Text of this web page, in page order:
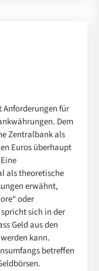
Anforderungen für
Dem
Zentralbank als
Euros überhaupt
als theoretische
erwähnt,
oder
sich in der
Geld aus den
kann.
betreffen